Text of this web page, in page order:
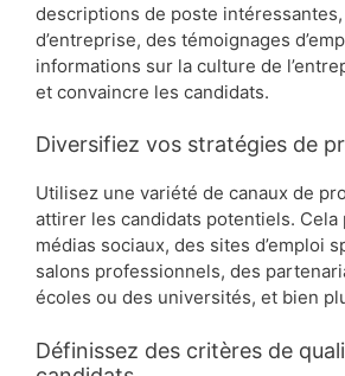
descriptions de poste
d’entreprise, des témoignages
informations sur la culture de
et convaincre les candidats.
Diversifiez vos stratégies de
Utilisez une variété de canaux de
attirer les candidats potentiels. Cela
médias sociaux, des sites d’emploi
salons professionnels, des
écoles ou des universités, et bien
Définissez des critères de qualité pour les